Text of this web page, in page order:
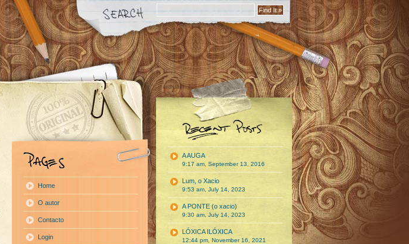
Home
O autor
Contacto
Login
A AUGA
9:17 am, September 13, 2016
Lum, o Xacio
9:53 am, July 14, 2023
A PONTE (o xacio)
9:30 am, July 14, 2023
LÓXICA ILÓXICA
12:44 pm, November 16, 2021